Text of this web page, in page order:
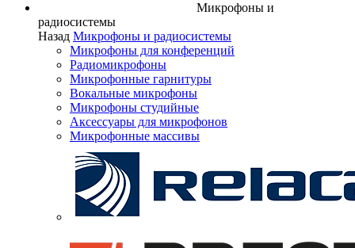
Микрофоны и
радиосистемы
Назад Микрофоны и радиосистемы
Микрофоны для конференций
Радиомикрофоны
Микрофонные гарнитуры
Вокальные микрофоны
Микрофоны студийные
Аксессуары для микрофонов
Микрофонные массивы